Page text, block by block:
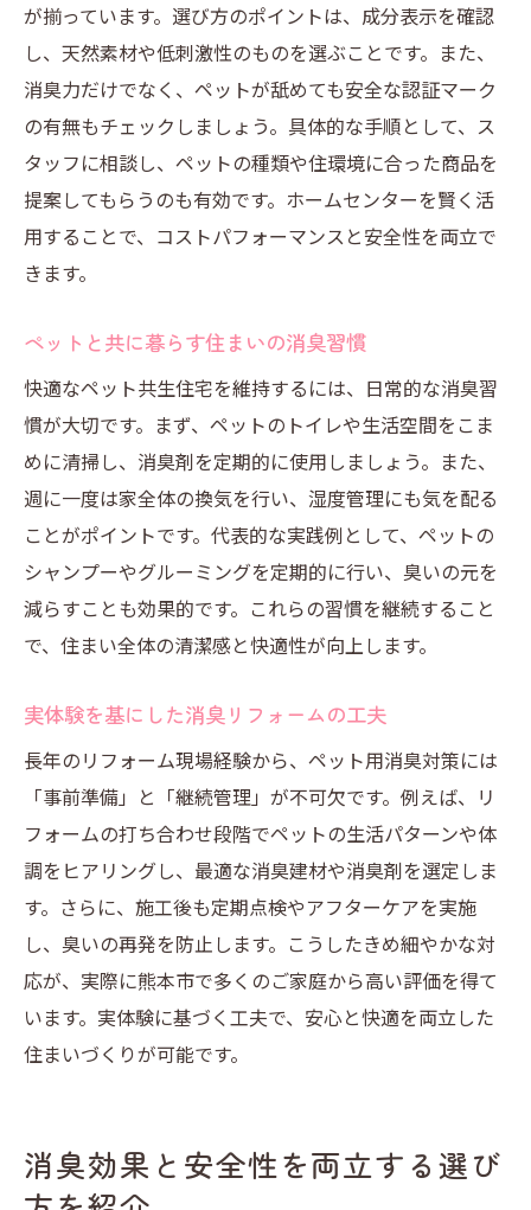
が揃っています。選び方のポイントは、成分表示を確認
し、天然素材や低刺激性のものを選ぶことです。また、
消臭力だけでなく、ペットが舐めても安全な認証マーク
の有無もチェックしましょう。具体的な手順として、ス
タッフに相談し、ペットの種類や住環境に合った商品を
提案してもらうのも有効です。ホームセンターを賢く活
用することで、コストパフォーマンスと安全性を両立で
きます。
ペットと共に暮らす住まいの消臭習慣
快適なペット共生住宅を維持するには、日常的な消臭習
慣が大切です。まず、ペットのトイレや生活空間をこま
めに清掃し、消臭剤を定期的に使用しましょう。また、
週に一度は家全体の換気を行い、湿度管理にも気を配る
ことがポイントです。代表的な実践例として、ペットの
シャンプーやグルーミングを定期的に行い、臭いの元を
減らすことも効果的です。これらの習慣を継続すること
で、住まい全体の清潔感と快適性が向上します。
実体験を基にした消臭リフォームの工夫
長年のリフォーム現場経験から、ペット用消臭対策には
「事前準備」と「継続管理」が不可欠です。例えば、リ
フォームの打ち合わせ段階でペットの生活パターンや体
調をヒアリングし、最適な消臭建材や消臭剤を選定しま
す。さらに、施工後も定期点検やアフターケアを実施
し、臭いの再発を防止します。こうしたきめ細やかな対
応が、実際に熊本市で多くのご家庭から高い評価を得て
います。実体験に基づく工夫で、安心と快適を両立した
住まいづくりが可能です。
消臭効果と安全性を両立する選び